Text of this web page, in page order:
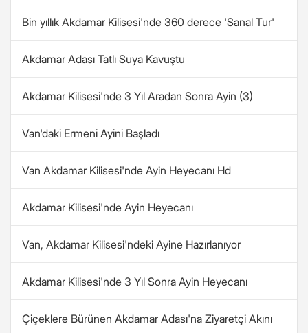
Bin yıllık Akdamar Kilisesi'nde 360 derece 'Sanal Tur'
Akdamar Adası Tatlı Suya Kavuştu
Akdamar Kilisesi'nde 3 Yıl Aradan Sonra Ayin (3)
Van'daki Ermeni Ayini Başladı
Van Akdamar Kilisesi'nde Ayin Heyecanı Hd
Akdamar Kilisesi'nde Ayin Heyecanı
Van, Akdamar Kilisesi'ndeki Ayine Hazırlanıyor
Akdamar Kilisesi'nde 3 Yıl Sonra Ayin Heyecanı
Çiçeklere Bürünen Akdamar Adası'na Ziyaretçi Akını